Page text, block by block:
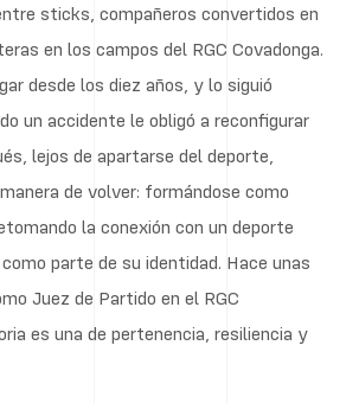
sticks, compañeros convertidos en
en los campos del RGC Covadonga.
desde los diez años, y lo siguió
un accidente le obligó a reconfigurar
lejos de apartarse del deporte,
de volver: formándose como
la conexión con un deporte
parte de su identidad. Hace unas
Juez de Partido en el RGC
es una de pertenencia, resiliencia y